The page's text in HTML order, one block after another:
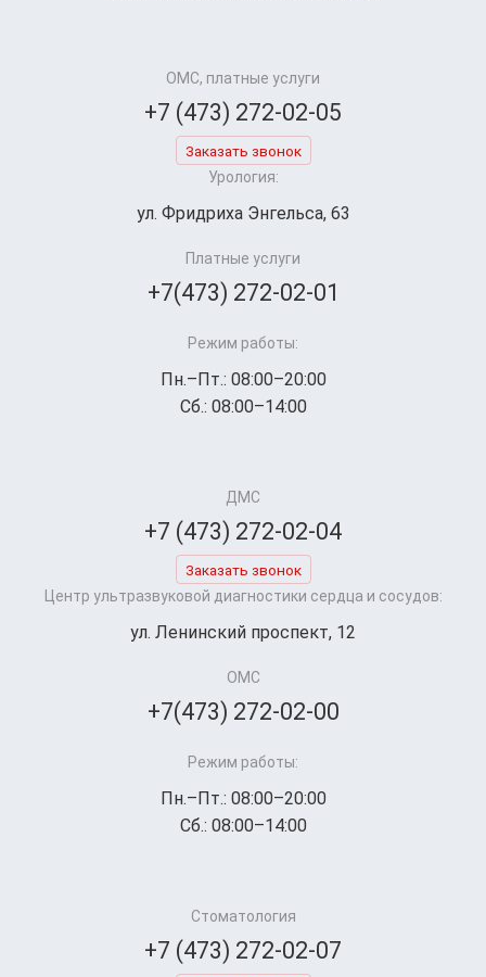
ОМС, платные услуги
+7 (473) 272-02-05
Заказать звонок
Урология:
ул. Фридриха Энгельса, 63
Платные услуги
+7(473) 272-02-01
Режим работы:
Пн.–Пт.: 08:00–20:00
Сб.: 08:00–14:00
ДМС
+7 (473) 272-02-04
Заказать звонок
Центр ультразвуковой диагностики сердца и сосудов:
ул. Ленинский проспект, 12
ОМС
+7(473) 272-02-00
Режим работы:
Пн.–Пт.: 08:00–20:00
Сб.: 08:00–14:00
Стоматология
+7 (473) 272-02-07